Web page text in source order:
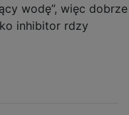
wodę”, więc dobrze
inhibitor rdzy